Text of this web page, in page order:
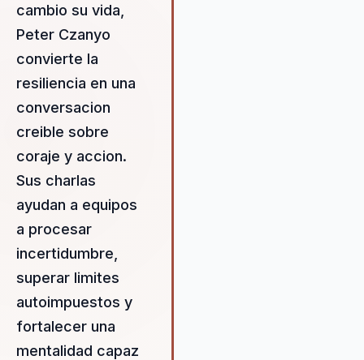
cambio su vida,
Peter Czanyo
convierte la
resiliencia en una
conversacion
creible sobre
coraje y accion.
Sus charlas
ayudan a equipos
a procesar
incertidumbre,
superar limites
autoimpuestos y
fortalecer una
mentalidad capaz